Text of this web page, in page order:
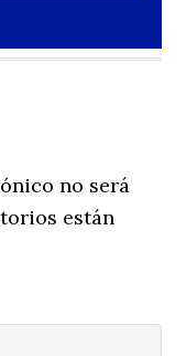
no será
están